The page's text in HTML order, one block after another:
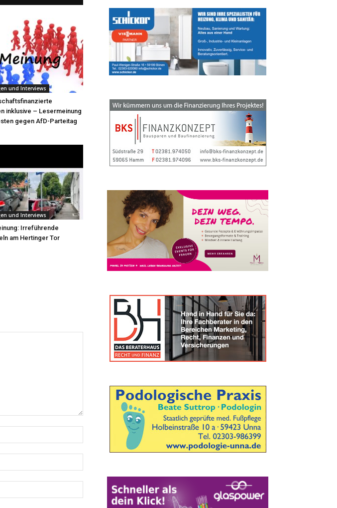
und Interviews
inklusive – Lesermeinung
gegen AfD-Parteitag
und Interviews
Irreführende
am Hertinger Tor